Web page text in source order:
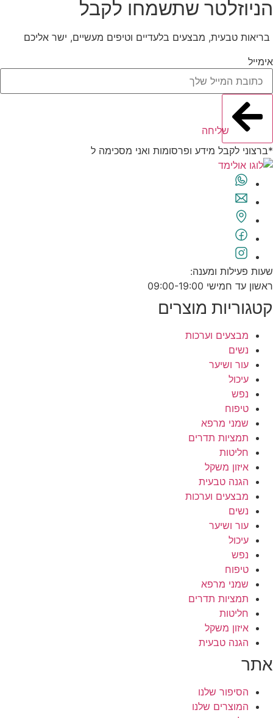
הניוזלטר שתשמחו לקבל
בריאות טבעית, מבצעים בלעדיים וטיפים מעשיים, ישר אליכם
אימייל
שליחה
*ברצוני לקבל מידע ופרסומות ואני מסכימה ל
שעות פעילות ומענה:
ראשון עד חמישי 09:00-19:00
קטגוריות מוצרים
מבצעים וערכות
נשים
עור ושיער
עיכול
נפש
טיפוח
שמני מרפא
תמציות תדרים
חליטות
איזון משקל
הגנה טבעית
מבצעים וערכות
נשים
עור ושיער
עיכול
נפש
טיפוח
שמני מרפא
תמציות תדרים
חליטות
איזון משקל
הגנה טבעית
אתר
הסיפור שלנו
המוצרים שלנו